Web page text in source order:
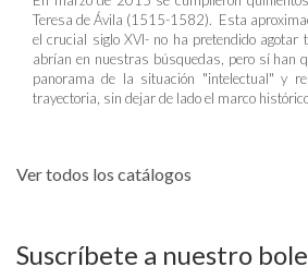
Teresa de Ávila (1515-1582). Esta
el crucial siglo XVI- no ha pretendido agotar
abrían en nuestras búsquedas, pero sí han
panorama de la situación "intelectual" y
trayectoria, sin dejar de lado el marco
Ver todos los catálogos
Suscríbete a nuestro